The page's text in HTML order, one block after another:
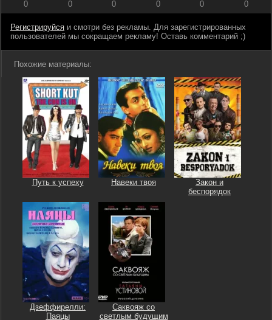
0 0 0 0 0 0
Регистрируйся и смотри без рекламы. Для зарегистрированных
пользователей мы сокращаем рекламу! Оставь комментарий ;)
Похожие материалы:
Путь к успеху Навеки твоя
Закон и
беспорядок
Дзеффирелли:
Паяцы
Саквояж со
светлым будущим